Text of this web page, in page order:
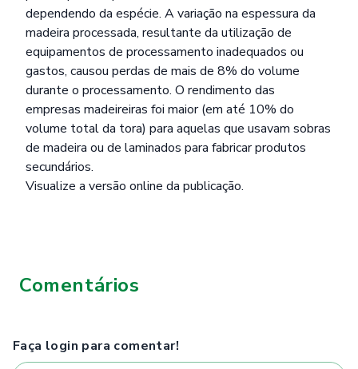
dependendo da espécie. A variação na espessura da
madeira processada, resultante da utilização de
equipamentos de processamento inadequados ou
gastos, causou perdas de mais de 8% do volume
durante o processamento. O rendimento das
empresas madeireiras foi maior (em até 10% do
volume total da tora) para aquelas que usavam sobras
de madeira ou de laminados para fabricar produtos
secundários.
Visualize a versão online da publicação.
Comentários
Faça login para comentar!